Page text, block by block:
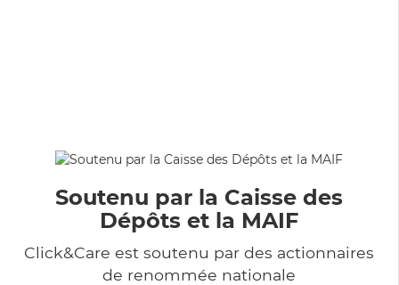
Soutenu par la Caisse des
Dépôts et la MAIF
Click&Care est soutenu par des actionnaires
de renommée nationale